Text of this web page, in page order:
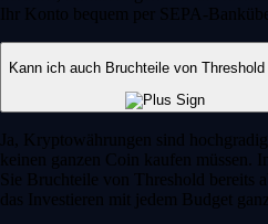
Ihr Konto bequem per SEPA-
Kann ich auch Bruchteile von
Ja, Kryptowährungen sind
keinen ganzen Coin kaufen müssen.
Sie Bruchteile von Threshold bereits
das Investieren mit jedem Budget